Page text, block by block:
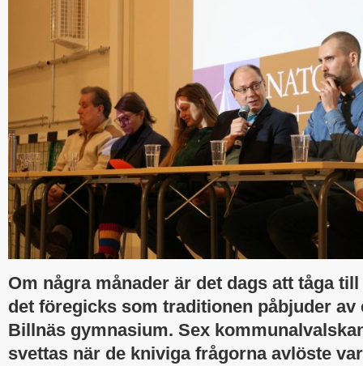
Om några månader är det dags att tåga
det föregicks som traditionen påbjuder av
Billnäs gymnasium. Sex
svettas när de kniviga frågorna avlöste